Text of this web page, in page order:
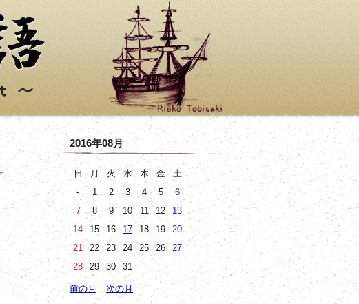
2016年08月
日 月 火 水 木 金
土
-
1 2 3 4 5
6
7
8 9 10 11 12
13
14
15 16 17 18 19
20
21
22 23 24 25 26
27
28
29 30 31 - - -
前の月 次の月